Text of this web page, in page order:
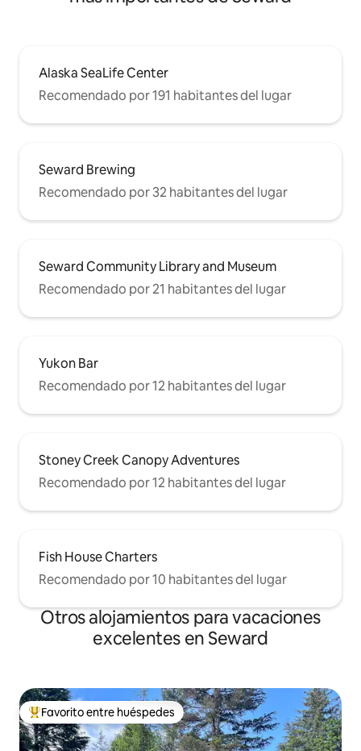
Alaska SeaLife Center
Recomendado por 191 habitantes del lugar
Seward Brewing
Recomendado por 32 habitantes del lugar
Seward Community Library and Museum
Recomendado por 21 habitantes del lugar
Yukon Bar
Recomendado por 12 habitantes del lugar
Stoney Creek Canopy Adventures
Recomendado por 12 habitantes del lugar
Fish House Charters
Recomendado por 10 habitantes del lugar
Otros alojamientos para vacaciones
excelentes en Seward
Favorito entre los huéspedes más destacados
Favorito entre huéspedes